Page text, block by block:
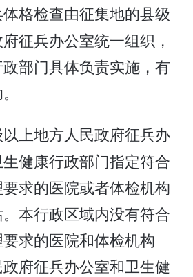
格检查由征集地的县级
征兵办公室统一组织，
部门具体负责实施，有
上地方人民政府征兵办
健康行政部门指定符合
求的医院或者体检机构
本行政区域内没有符合
求的医院和体检机构
府征兵办公室和卫生健